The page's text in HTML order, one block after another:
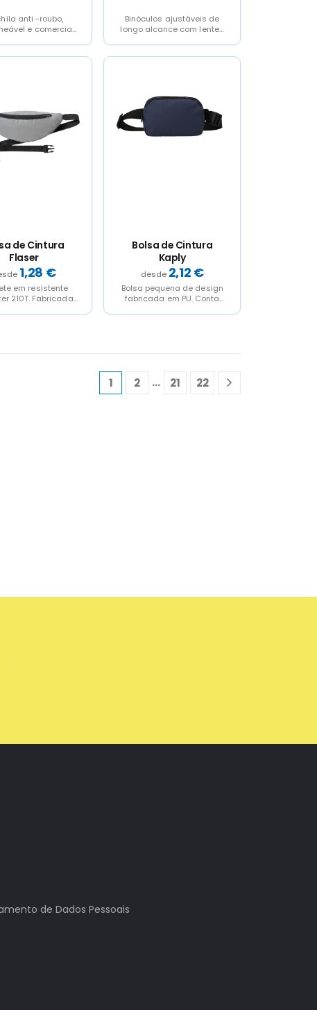
anti -roubo,
e comercial
ao...
Binóculos ajustáveis de
longo alcance com lentes
de Cintura
Flaser
1,28 €
em resistente
210T. Fabricada
Bolsa de Cintura
Kaply
2,12 €
Bolsa pequena de design
fabricada em PU. Conta
1 2 … 21 22
de Dados Pessoais